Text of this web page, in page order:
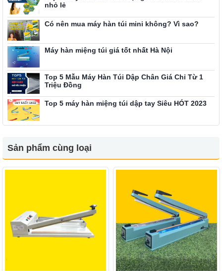
nhỏ lẻ
Có nên mua máy hàn túi mini không? Vì sao?
Máy hàn miệng túi giá tốt nhất Hà Nội
Top 5 Mẫu Máy Hàn Túi Dập Chân Giá Chỉ Từ 1
Triệu Đồng
Top 5 máy hàn miệng túi dập tay Siêu HÓT 2023
Sản phẩm cùng loại